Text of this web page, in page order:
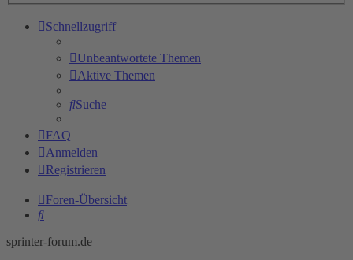
Schnellzugriff
Unbeantwortete Themen
Aktive Themen
Suche
FAQ
Anmelden
Registrieren
Foren-Übersicht
Suche
sprinter-forum.de